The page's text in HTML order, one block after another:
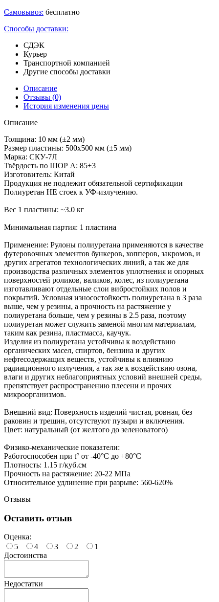
Самовывоз: бесплатно
Способы доставки:
СДЭК
Курьер
Транспортной компанией
Другие способы доставки
Описание
Отзывы (0)
История изменения цены
Описание
Толщина: 10 мм (±2 мм)
Размер пластины: 500х500 мм (±5 мм)
Марка: СКУ-7Л
Твёрдость по ШОР А: 85±3
Изготовитель: Китай
Продукция не подлежит обязательной сертификации
Полиуретан НЕ стоек к УФ-излучению.
Вес 1 пластины: ~3.0 кг
Минимальная партия: 1 пластина
Применение: Рулоны полиуретана применяются в качестве
футеровочных элементов бункеров, хопперов, закромов, и
других агрегатов технологических линий, а так же для
производства различных элементов уплотнения и опорных
поверхностей роликов, валиков, колес, из полиуретана
изготавливают отдельные слои вибростойких полов и
покрытий. Условная износостойкость полиуретана в 3 раза
выше, чем у резины, а прочность на растяжение у
полиуретана больше, чем у резины в 2.5 раза, поэтому
полиуретан может служить заменой многим материалам,
таким как резина, пластмасса, каучук.
Изделия из полиуретана устойчивы к воздействию
органических масел, спиртов, бензина и других
нефтесодержащих веществ, устойчивы к влиянию
радиационного излучения, а так же к воздействию озона,
влаги и других неблагоприятных условий внешней среды,
препятствует распространению плесени и прочих
микроорганизмов.
Внешний вид: Поверхность изделий чистая, ровная, без
раковин и трещин, отсутствуют пузыри и включения.
Цвет: натуральный (от желтого до зеленоватого)
Физико-механические показатели:
Работоспособен при t° от -40°C до +80°C
Плотность: 1.15 г/куб.см
Прочность на растяжение: 20-22 МПа
Относительное удлинение при разрыве: 560-620%
Отзывы
Оставить отзыв
Оценка:
5
4 3 2
1
Достоинства
Недостатки